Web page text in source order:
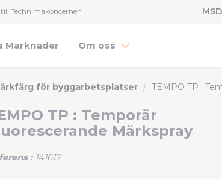
Technimakoncernen
Marknader Om oss
för byggarbetsplatser TEMPO TP :
TP : Temporär
Märkspray
: 141617